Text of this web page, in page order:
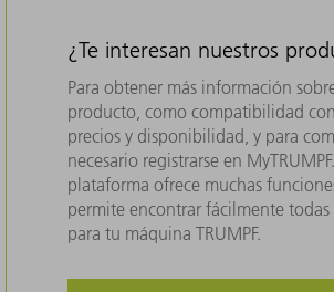
¿Te interesan nuestros
Para obtener más información
producto, como compatibilidad
precios y disponibilidad, y para
necesario registrarse en
plataforma ofrece muchas
permite encontrar fácilmente todas
para tu máquina TRUMPF.